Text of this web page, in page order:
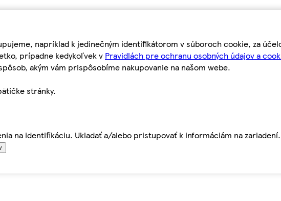
napríklad k jedinečným identifikátorom v súboroch cookie, za
prípadne kedykoľvek v Pravidlách pre ochranu osobných údajov a
akým vám prispôsobíme nakupovanie na našom webe.
stránky.
na identifikáciu. Ukladať a/alebo pristupovať k informáciám na